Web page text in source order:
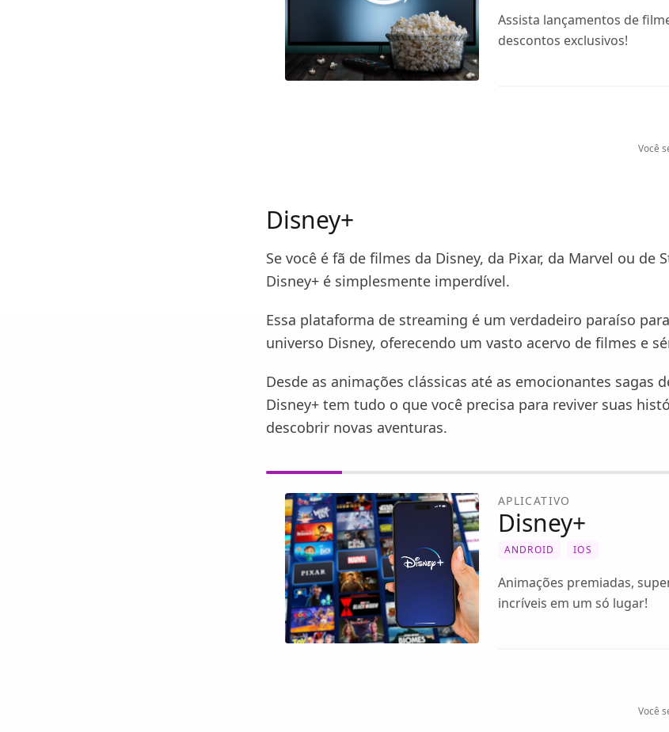
Assista lançamentos de
descontos exclusivos!
Você
Disney+
Se você é fã de filmes da Disney, da Pixar, da Marvel ou de
Disney+ é simplesmente imperdível.
Essa plataforma de streaming é um verdadeiro paraíso
universo Disney, oferecendo um vasto acervo de filmes e
Desde as animações clássicas até as emocionantes sagas
Disney+ tem tudo o que você precisa para reviver suas
descobrir novas aventuras.
APLICATIVO
Disney+
ANDROID IOS
Animações premiadas,
incríveis em um só lugar!
Você